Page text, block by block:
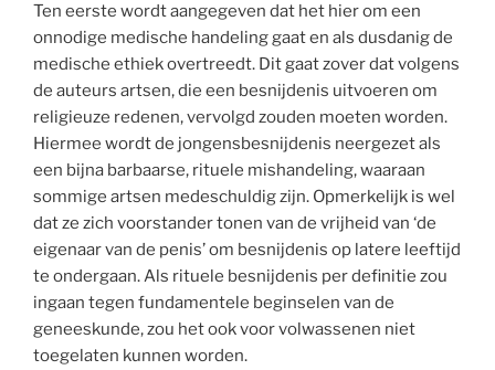
Ten eerste wordt aangegeven dat het hier om een
onnodige medische handeling gaat en als dusdanig de
medische ethiek overtreedt. Dit gaat zover dat volgens
de auteurs artsen, die een besnijdenis uitvoeren om
religieuze redenen, vervolgd zouden moeten worden.
Hiermee wordt de jongensbesnijdenis neergezet als
een bijna barbaarse, rituele mishandeling, waaraan
sommige artsen medeschuldig zijn. Opmerkelijk is wel
dat ze zich voorstander tonen van de vrijheid van ‘de
eigenaar van de penis’ om besnijdenis op latere leeftijd
te ondergaan. Als rituele besnijdenis per definitie zou
ingaan tegen fundamentele beginselen van de
geneeskunde, zou het ook voor volwassenen niet
toegelaten kunnen worden.